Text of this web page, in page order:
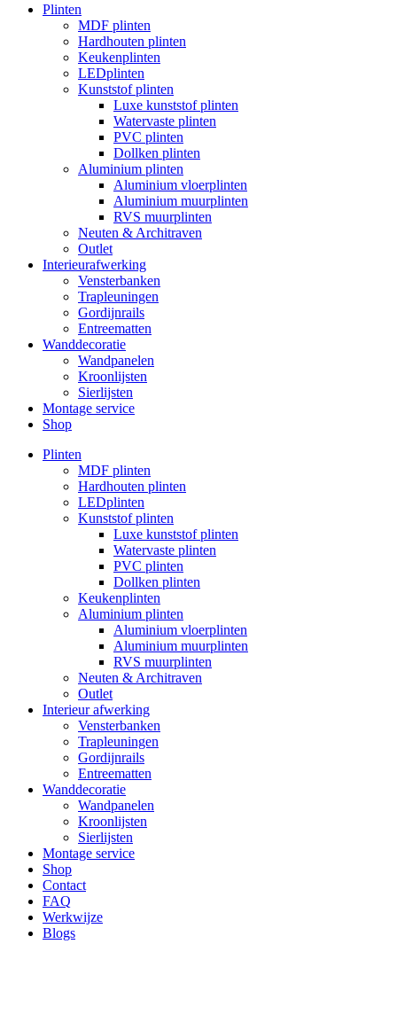
Plinten
MDF plinten
Hardhouten plinten
Keukenplinten
LEDplinten
Kunststof plinten
Luxe kunststof plinten
Watervaste plinten
PVC plinten
Dollken plinten
Aluminium plinten
Aluminium vloerplinten
Aluminium muurplinten
RVS muurplinten
Neuten & Architraven
Outlet
Interieurafwerking
Vensterbanken
Trapleuningen
Gordijnrails
Entreematten
Wanddecoratie
Wandpanelen
Kroonlijsten
Sierlijsten
Montage service
Shop
Plinten
MDF plinten
Hardhouten plinten
LEDplinten
Kunststof plinten
Luxe kunststof plinten
Watervaste plinten
PVC plinten
Dollken plinten
Keukenplinten
Aluminium plinten
Aluminium vloerplinten
Aluminium muurplinten
RVS muurplinten
Neuten & Architraven
Outlet
Interieur afwerking
Vensterbanken
Trapleuningen
Gordijnrails
Entreematten
Wanddecoratie
Wandpanelen
Kroonlijsten
Sierlijsten
Montage service
Shop
Contact
FAQ
Werkwijze
Blogs